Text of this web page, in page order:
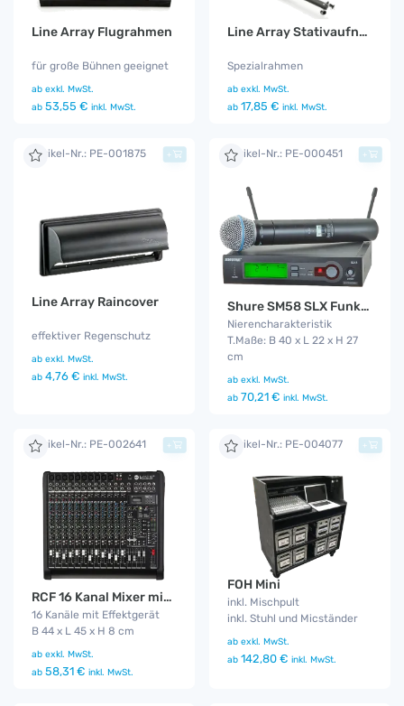
Line Array Flugrahmen
für große Bühnen geeignet
ab exkl. MwSt.
ab 53,55 € inkl. MwSt.
Line Array Stativaufnahme
Spezialrahmen
ab exkl. MwSt.
ab 17,85 € inkl. MwSt.
Artikel-Nr.: PE-001875
Line Array Raincover
effektiver Regenschutz
ab exkl. MwSt.
ab 4,76 € inkl. MwSt.
+ Artikel-Nr.: PE-000451
Shure SM58 SLX Funkmikro
Nierencharakteristik
T.Maße: B 40 x L 22 x H 27
cm
ab exkl. MwSt.
ab 70,21 € inkl. MwSt.
+
Artikel-Nr.: PE-002641
RCF 16 Kanal Mixer mit MP3 Player
16 Kanäle mit Effektgerät
B 44 x L 45 x H 8 cm
ab exkl. MwSt.
ab 58,31 € inkl. MwSt.
+ Artikel-Nr.: PE-004077
FOH Mini
inkl. Mischpult
inkl. Stuhl und Micständer
ab exkl. MwSt.
ab 142,80 € inkl. MwSt.
+